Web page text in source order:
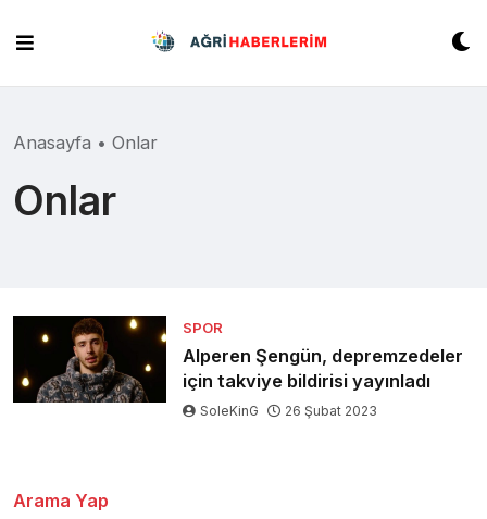
content
Anasayfa • Onlar
Onlar
SPOR
Alperen Şengün, depremzedeler
için takviye bildirisi yayınladı
SoleKinG 26 Şubat 2023
Arama Yap